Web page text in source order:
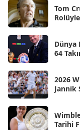
Şub 2025 [57]
Oca 2025
Ara 2024 [25]
Kas 2024
Eki 2024 [46]
Eyl 2024
Ağu 2024 [10]
Tom
Dünya
64
2026
Jannik
Tarihi